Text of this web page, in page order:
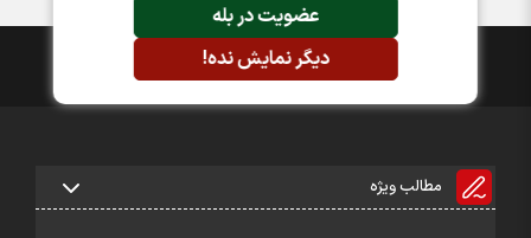
عضویت در بله
دیگر نمایش نده!
مطالب ویژه